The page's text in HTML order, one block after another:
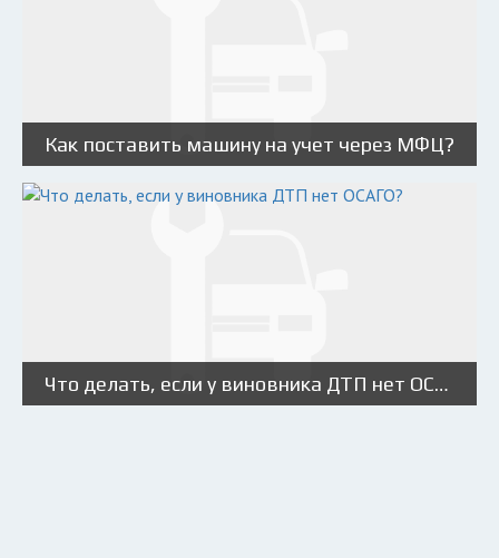
Как поставить машину на учет через МФЦ?
Что делать, если у виновника ДТП нет ОСАГО?